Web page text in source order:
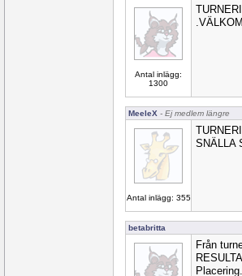
Antal inlägg:
1300
MeeleX - Ej medlem längre
Antal inlägg: 355
SNÄLLA
betabritta
Från